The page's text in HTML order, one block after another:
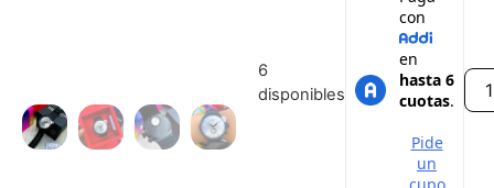
6
disponibles